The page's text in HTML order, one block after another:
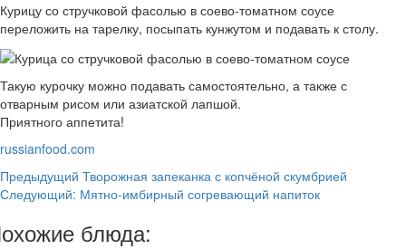
Курицу со стручковой фасолью в соево-томатном соусе
переложить на тарелку, посыпать кунжутом и подавать к столу.
Такую курочку можно подавать самостоятельно, а также с
отварным рисом или азиатской лапшой.
Приятного аппетита!
russianfood.com
Навигация
записи
Предыдущий Творожная запеканка с копчёной скумбрией
Следующий: Мятно-имбирный согревающий напиток
блюда: